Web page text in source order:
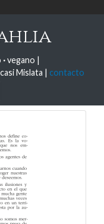
·vegano |
Mislata | contacto